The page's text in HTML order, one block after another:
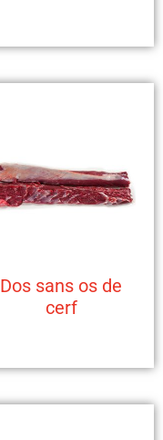
Dos sans os de
cerf